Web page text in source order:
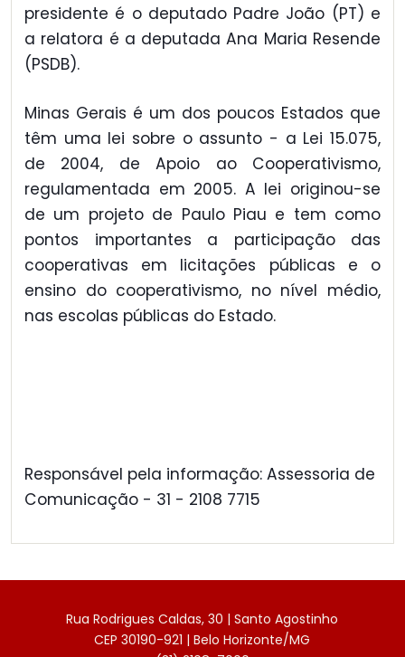
presidente é o deputado Padre João (PT) e
a relatora é a deputada Ana Maria Resende
(PSDB).
Minas Gerais é um dos poucos Estados que
têm uma lei sobre o assunto - a Lei 15.075,
de 2004, de Apoio ao Cooperativismo,
regulamentada em 2005. A lei originou-se
de um projeto de Paulo Piau e tem como
pontos importantes a participação das
cooperativas em licitações públicas e o
ensino do cooperativismo, no nível médio,
nas escolas públicas do Estado.
Responsável pela informação: Assessoria de
Comunicação - 31 - 2108 7715
Rua Rodrigues Caldas, 30 | Santo Agostinho
CEP 30190-921 | Belo Horizonte/MG